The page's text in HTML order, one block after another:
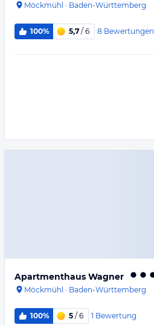
Möckmühl · Baden-Württemberg
100% 5,7 / 6 8 Bewertungen
Apartmenthaus Wagner
Möckmühl · Baden-Württemberg
100% 5 / 6 1 Bewertung